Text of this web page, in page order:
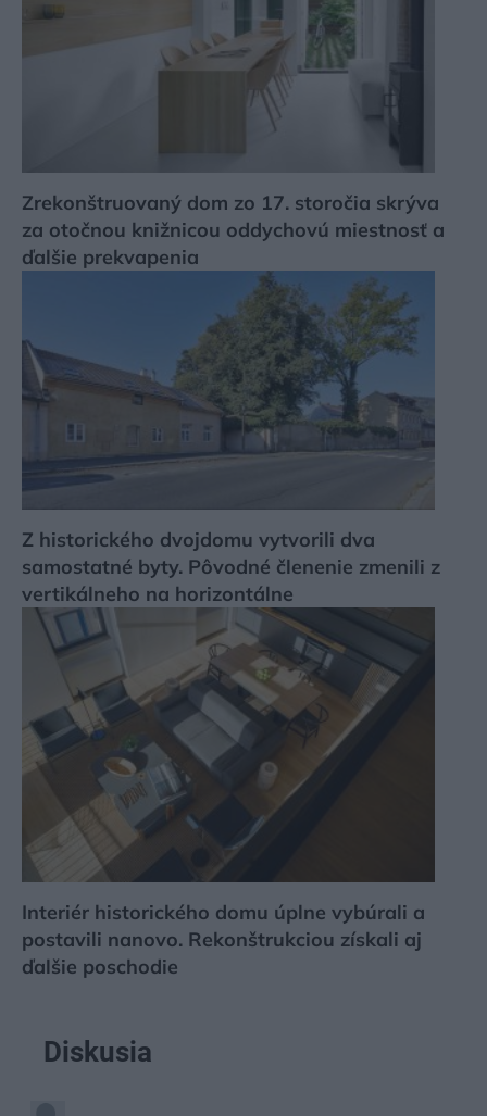
Zrekonštruovaný dom zo 17. storočia skrýva
za otočnou knižnicou oddychovú miestnosť a
ďalšie prekvapenia
Z historického dvojdomu vytvorili dva
samostatné byty. Pôvodné členenie zmenili z
vertikálneho na horizontálne
Interiér historického domu úplne vybúrali a
postavili nanovo. Rekonštrukciou získali aj
ďalšie poschodie
Diskusia